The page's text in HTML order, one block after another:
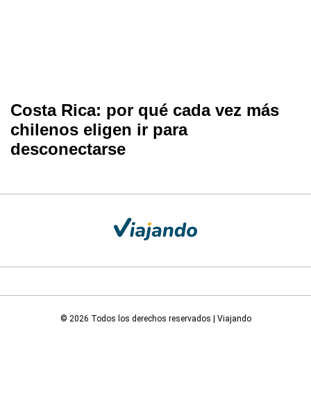
Costa Rica: por qué cada vez más
chilenos eligen ir para
desconectarse
© 2026 Todos los derechos reservados | Viajando